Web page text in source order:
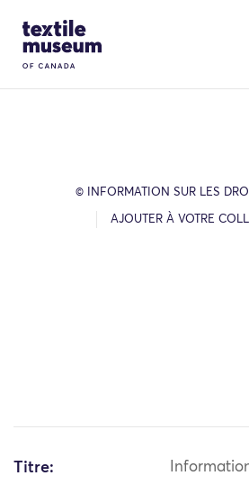
Site Logo
© INFORMATION SUR LES
AJOUTER À VOTRE
Titre: